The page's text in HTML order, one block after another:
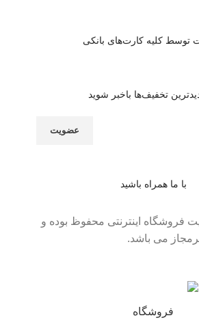
توسط کلیه کارت‌های بانکی
تخفیف‌ها باخبر شوید
با ما همراه باشید
فروشگاه اینترنتی محفوظ بوده و
می باشد.
فروشگاه